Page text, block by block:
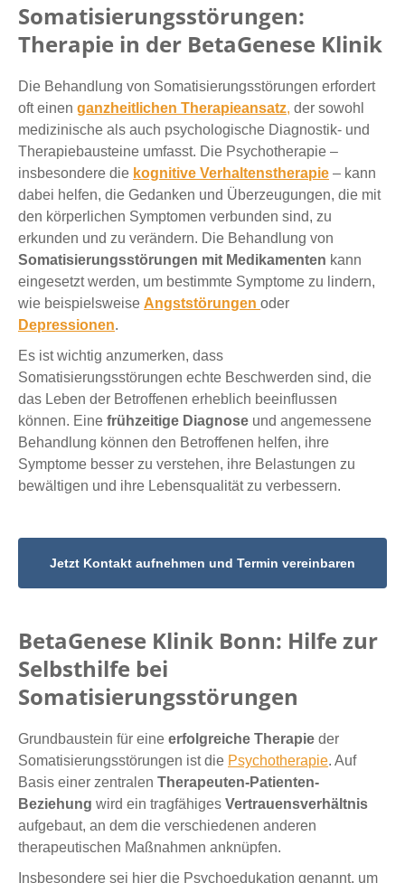
Somatisierungsstörungen:
Therapie in der BetaGenese Klinik
Die Behandlung von Somatisierungsstörungen erfordert
oft einen ganzheitlichen Therapieansatz, der sowohl
medizinische als auch psychologische Diagnostik- und
Therapiebausteine umfasst. Die Psychotherapie –
insbesondere die kognitive Verhaltenstherapie – kann
dabei helfen, die Gedanken und Überzeugungen, die mit
den körperlichen Symptomen verbunden sind, zu
erkunden und zu verändern. Die Behandlung von
Somatisierungsstörungen mit Medikamenten kann
eingesetzt werden, um bestimmte Symptome zu lindern,
wie beispielsweise Angststörungen oder
Depressionen.
Es ist wichtig anzumerken, dass
Somatisierungsstörungen echte Beschwerden sind, die
das Leben der Betroffenen erheblich beeinflussen
können. Eine frühzeitige Diagnose und angemessene
Behandlung können den Betroffenen helfen, ihre
Symptome besser zu verstehen, ihre Belastungen zu
bewältigen und ihre Lebensqualität zu verbessern.
Jetzt Kontakt aufnehmen und Termin vereinbaren
BetaGenese Klinik Bonn: Hilfe zur
Selbsthilfe bei
Somatisierungsstörungen
Grundbaustein für eine erfolgreiche Therapie der
Somatisierungsstörungen ist die Psychotherapie. Auf
Basis einer zentralen Therapeuten-Patienten-
Beziehung wird ein tragfähiges Vertrauensverhältnis
aufgebaut, an dem die verschiedenen anderen
therapeutischen Maßnahmen anknüpfen.
Insbesondere sei hier die Psychoedukation genannt, um